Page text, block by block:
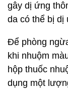
gây dị ứng
da có thể bị dị
Để phòng
khi nhuộm
hộp thuốc
dụng một